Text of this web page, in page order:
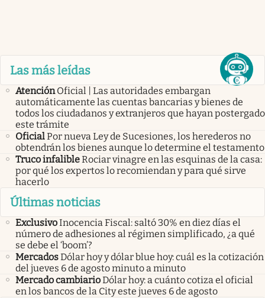
Las más leídas
Atención Oficial | Las autoridades embargan
automáticamente las cuentas bancarias y bienes de
todos los ciudadanos y extranjeros que hayan postergado
este trámite
OficialPor nueva Ley de Sucesiones, los herederos no
obtendrán los bienes aunque lo determine el testamento
Truco infalibleRociar vinagre en las esquinas de la casa:
por qué los expertos lo recomiendan y para qué sirve
hacerlo
Últimas noticias
ExclusivoInocencia Fiscal: saltó 30% en diez días el
número de adhesiones al régimen simplificado, ¿a qué
se debe el ‘boom’?
MercadosDólar hoy y dólar blue hoy: cuál es la cotización
del jueves 6 de agosto minuto a minuto
Mercado cambiarioDólar hoy: a cuánto cotiza el oficial
en los bancos de la City este jueves 6 de agosto